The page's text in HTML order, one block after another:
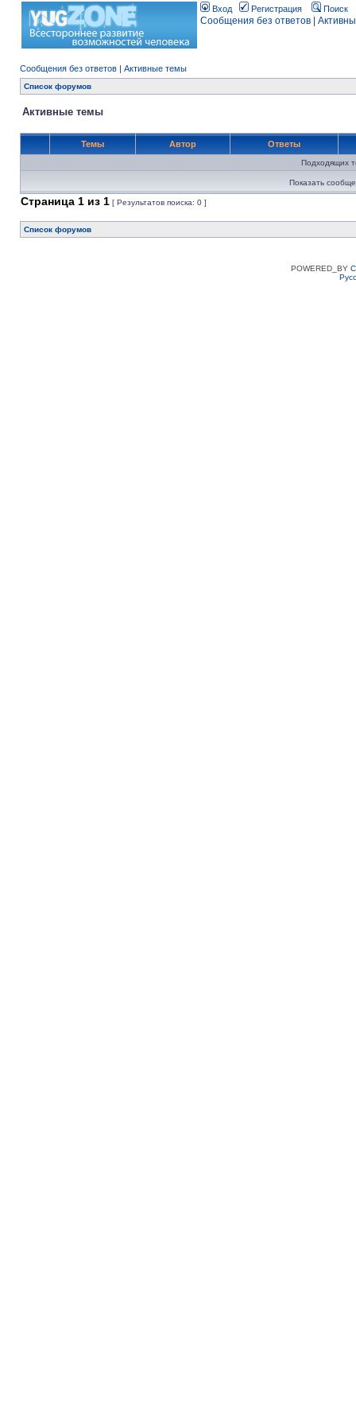
Вход Регистрация Поиск
Сообщения без ответов
Сообщения без ответов | Активные темы
Список форумов
Активные темы
Темы Автор Ответы
Подходящих
Показать
Страница 1 из 1 [ Результатов поиска: 0 ]
Список форумов
POWERED_BY